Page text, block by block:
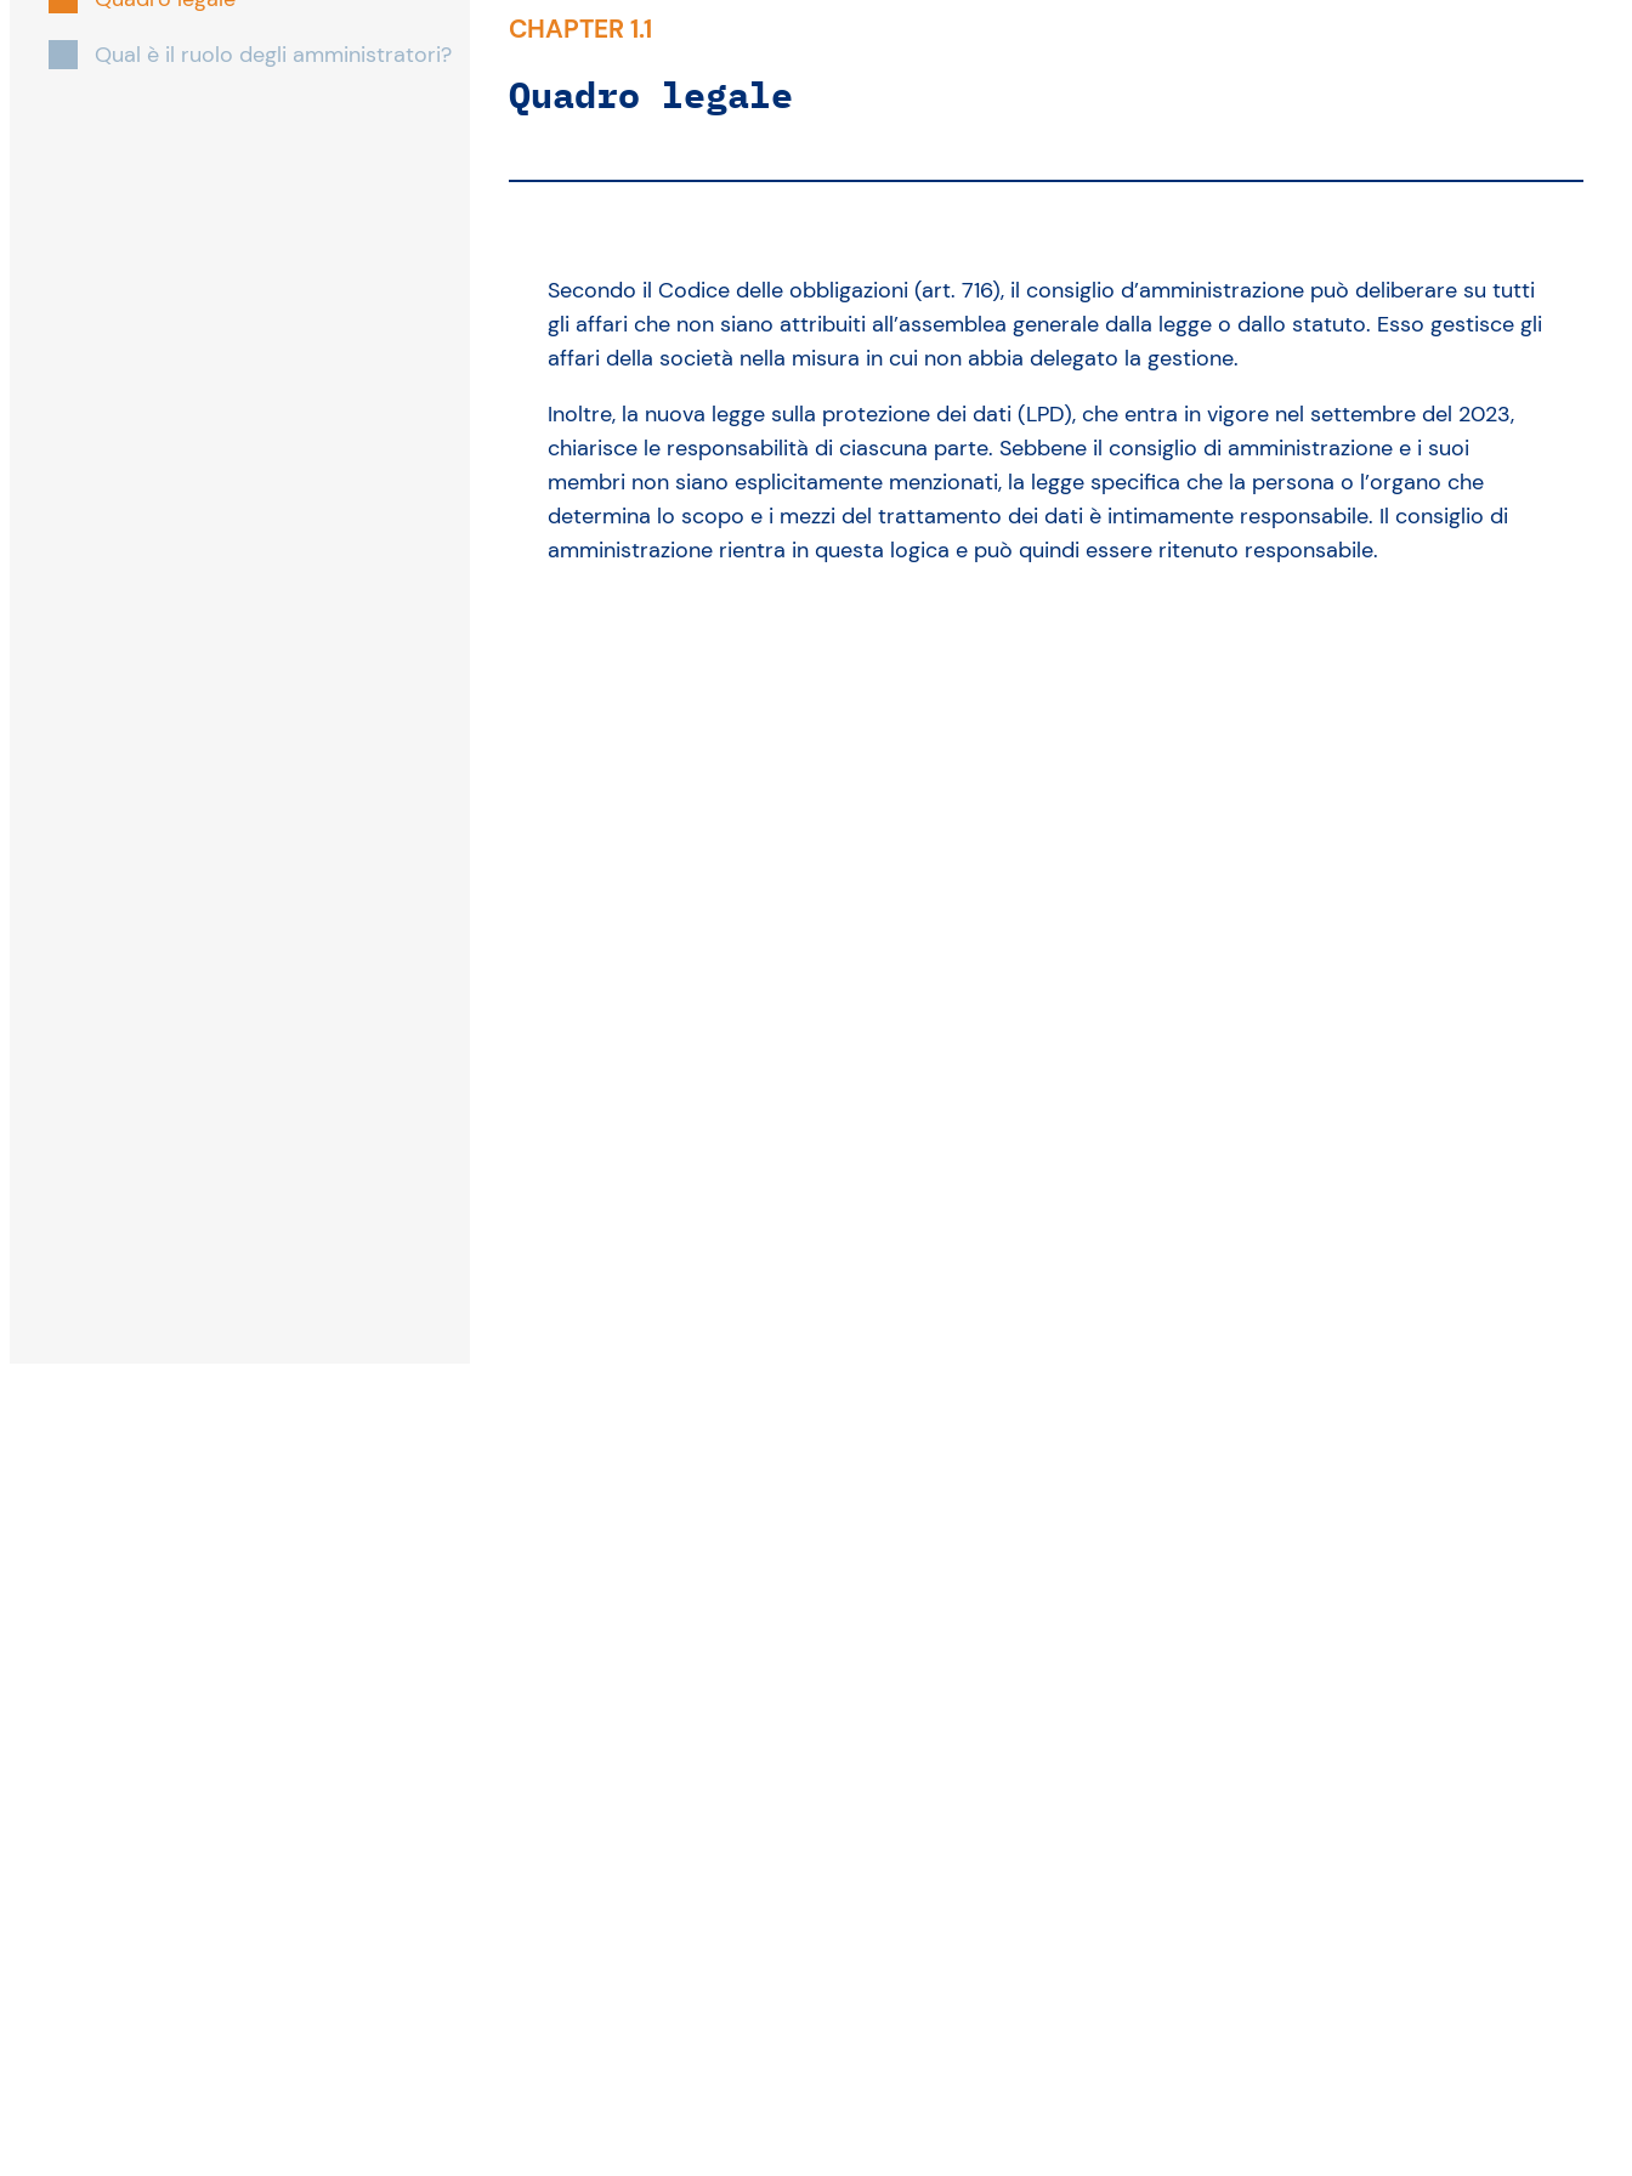
Qual è il ruolo degli amministratori?
CHAPTER 1.1
Quadro legale
Secondo il Codice delle obbligazioni (art. 716), il consiglio d’amministrazione può deliberare su tutti
gli affari che non siano attribuiti all’assemblea generale dalla legge o dallo statuto. Esso gestisce gli
affari della società nella misura in cui non abbia delegato la gestione.
Inoltre, la nuova legge sulla protezione dei dati (LPD), che entra in vigore nel settembre del 2023,
chiarisce le responsabilità di ciascuna parte. Sebbene il consiglio di amministrazione e i suoi
membri non siano esplicitamente menzionati, la legge specifica che la persona o l’organo che
determina lo scopo e i mezzi del trattamento dei dati è intimamente responsabile. Il consiglio di
amministrazione rientra in questa logica e può quindi essere ritenuto responsabile.